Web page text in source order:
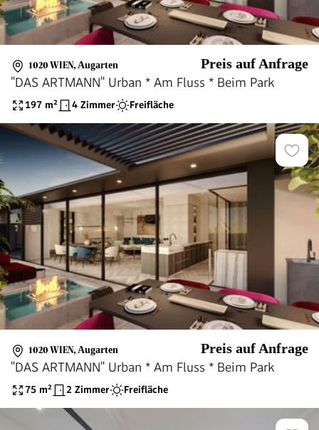
1020 WIEN, Augarten Preis auf Anfrage
"DAS ARTMANN" Urban * Am Fluss * Beim Park
197 m² 4 Zimmer Freifläche
1020 WIEN, Augarten Preis auf Anfrage
"DAS ARTMANN" Urban * Am Fluss * Beim Park
75 m² 2 Zimmer Freifläche